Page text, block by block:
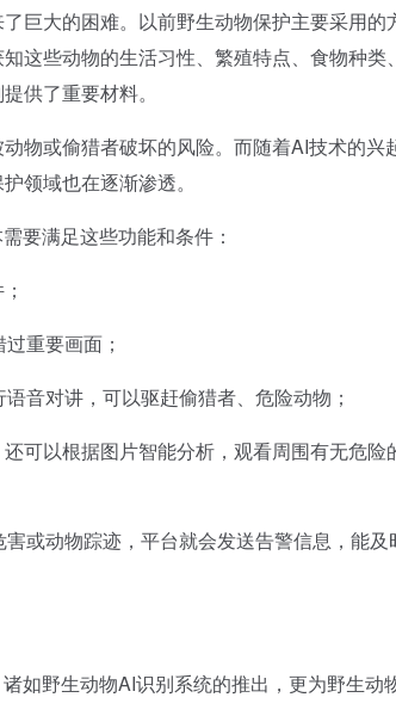
巨大的困难。以前野生动物保护主要采用的
这些动物的生活习性、繁殖特点、食物种类
供了重要材料。
或偷猎者破坏的风险。而随着AI技术的兴
领域也在逐渐渗透。
要满足这些功能和条件：
重要画面；
对讲，可以驱赶偷猎者、危险动物；
可以根据图片智能分析，观看周围有无危险
或动物踪迹，平台就会发送告警信息，能及
野生动物AI识别系统的推出，更为野生动